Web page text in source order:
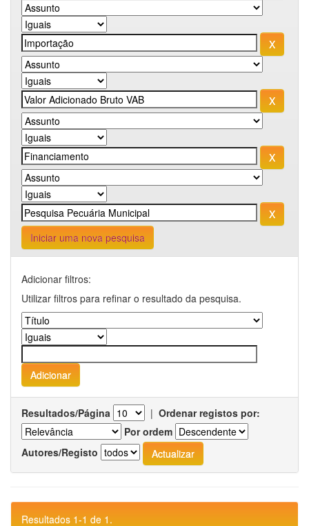
Iniciar uma nova pesquisa
Adicionar filtros:
Utilizar filtros para refinar o resultado da pesquisa.
Resultados/Página | Ordenar registos por:
Por ordem
Autores/Registo
Resultados 1-1 de 1.